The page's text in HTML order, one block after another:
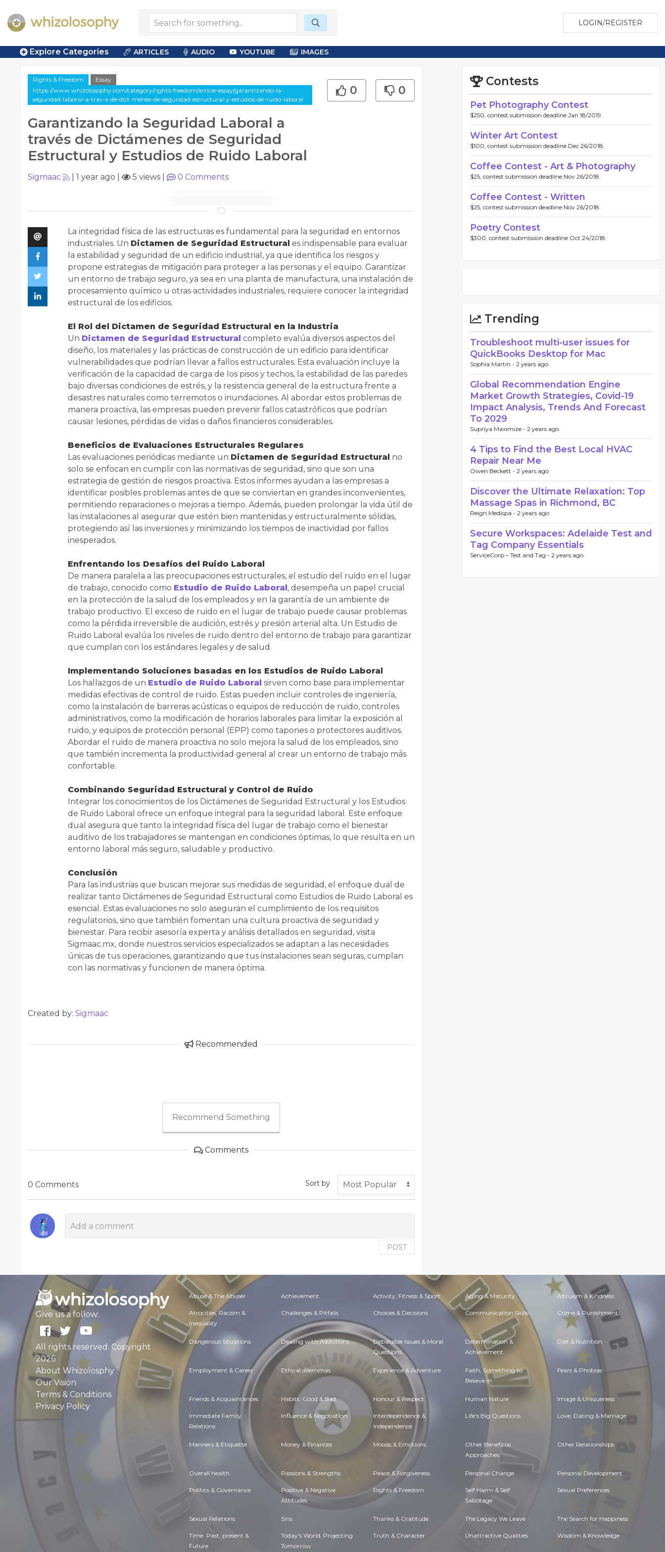
LOGIN/REGISTER
Explore Categories ARTICLES AUDIO YOUTUBE IMAGES
Rights & Freedom
Essay
https://www.whizolosophy.com/category/rights-freedom/article-essay/garantizando-la-
seguridad-laboral-a-trav-s-de-dict-menes-de-seguridad-estructural-y-estudios-de-ruido-laboral
Garantizando la Seguridad Laboral a
través de Dictámenes de Seguridad
Estructural y Estudios de Ruido Laboral
0 0
Sigmaac 1 year ago 5 views 0 Comments
La integridad física de las estructuras es fundamental para la seguridad en entornos
industriales. Un Dictamen de Seguridad Estructural es indispensable para evaluar
la estabilidad y seguridad de un edificio industrial, ya que identifica los riesgos y
propone estrategias de mitigación para proteger a las personas y el equipo. Garantizar
un entorno de trabajo seguro, ya sea en una planta de manufactura, una instalación de
procesamiento químico u otras actividades industriales, requiere conocer la integridad
estructural de los edificios.
El Rol del Dictamen de Seguridad Estructural en la Industria
Un Dictamen de Seguridad Estructural completo evalúa diversos aspectos del
diseño, los materiales y las prácticas de construcción de un edificio para identificar
vulnerabilidades que podrían llevar a fallos estructurales. Esta evaluación incluye la
verificación de la capacidad de carga de los pisos y techos, la estabilidad de las paredes
bajo diversas condiciones de estrés, y la resistencia general de la estructura frente a
desastres naturales como terremotos o inundaciones. Al abordar estos problemas de
manera proactiva, las empresas pueden prevenir fallos catastróficos que podrían
causar lesiones, pérdidas de vidas o daños financieros considerables.
Beneficios de Evaluaciones Estructurales Regulares
Las evaluaciones periódicas mediante un Dictamen de Seguridad Estructural no
solo se enfocan en cumplir con las normativas de seguridad, sino que son una
estrategia de gestión de riesgos proactiva. Estos informes ayudan a las empresas a
identificar posibles problemas antes de que se conviertan en grandes inconvenientes,
permitiendo reparaciones o mejoras a tiempo. Además, pueden prolongar la vida útil de
las instalaciones al asegurar que estén bien mantenidas y estructuralmente sólidas,
protegiendo así las inversiones y minimizando los tiempos de inactividad por fallos
inesperados.
Enfrentando los Desafíos del Ruido Laboral
De manera paralela a las preocupaciones estructurales, el estudio del ruido en el lugar
de trabajo, conocido como Estudio de Ruido Laboral, desempeña un papel crucial
en la protección de la salud de los empleados y en la garantía de un ambiente de
trabajo productivo. El exceso de ruido en el lugar de trabajo puede causar problemas
como la pérdida irreversible de audición, estrés y presión arterial alta. Un Estudio de
Ruido Laboral evalúa los niveles de ruido dentro del entorno de trabajo para garantizar
que cumplan con los estándares legales y de salud.
Implementando Soluciones basadas en los Estudios de Ruido Laboral
Los hallazgos de un Estudio de Ruido Laboral sirven como base para implementar
medidas efectivas de control de ruido. Estas pueden incluir controles de ingeniería,
como la instalación de barreras acústicas o equipos de reducción de ruido, controles
administrativos, como la modificación de horarios laborales para limitar la exposición al
ruido, y equipos de protección personal (EPP) como tapones o protectores auditivos.
Abordar el ruido de manera proactiva no solo mejora la salud de los empleados, sino
que también incrementa la productividad general al crear un entorno de trabajo más
confortable.
Combinando Seguridad Estructural y Control de Ruido
Integrar los conocimientos de los Dictámenes de Seguridad Estructural y los Estudios
de Ruido Laboral ofrece un enfoque integral para la seguridad laboral. Este enfoque
dual asegura que tanto la integridad física del lugar de trabajo como el bienestar
auditivo de los trabajadores se mantengan en condiciones óptimas, lo que resulta en un
entorno laboral más seguro, saludable y productivo.
Conclusión
Para las industrias que buscan mejorar sus medidas de seguridad, el enfoque dual de
realizar tanto Dictámenes de Seguridad Estructural como Estudios de Ruido Laboral es
esencial. Estas evaluaciones no solo aseguran el cumplimiento de los requisitos
regulatorios, sino que también fomentan una cultura proactiva de seguridad y
bienestar. Para recibir asesoría experta y análisis detallados en seguridad, visita
Sigmaac.mx, donde nuestros servicios especializados se adaptan a las necesidades
únicas de tus operaciones, garantizando que tus instalaciones sean seguras, cumplan
con las normativas y funcionen de manera óptima.
Created by: Sigmaac
Recommended
Recommend Something
Comments
0 Comments Sort by
POST
Contests
Pet Photography Contest
$250, contest submission deadline Jan 18/2019.
Winter Art Contest
$100, contest submission deadline Dec 26/2018.
Coffee Contest - Art & Photography
$25, contest submission deadline Nov 26/2018.
Coffee Contest - Written
$25, contest submission deadline Nov 26/2018.
Poetry Contest
$300, contest submission deadline Oct 24/2018.
Trending
Troubleshoot multi-user issues for
QuickBooks Desktop for Mac
Sophia Martin - 2 years ago
Global Recommendation Engine
Market Growth Strategies, Covid-19
Impact Analysis, Trends And Forecast
To 2029
Supriya Maximize - 2 years ago
4 Tips to Find the Best Local HVAC
Repair Near Me
Owen Beckett - 2 years ago
Discover the Ultimate Relaxation: Top
Massage Spas in Richmond, BC
Reign Medispa - 2 years ago
Secure Workspaces: Adelaide Test and
Tag Company Essentials
ServiceCorp – Test and Tag - 2 years ago
Give us a follow:
All rights reserved. Copyright
2026
About Whizolosphy
Our Vision
Terms & Conditions
Privacy Policy
Abuse & The Abuser Achievement Activity, Fitness & Sport Aging & Maturity Altruism & Kindness
Atrocities, Racism &
Inequality
Challenges & Pitfalls Choices & Decisions Communication Skills Crime & Punishment
Dangerous Situations Dealing with Addictions Debatable Issues & Moral
Questions
Determination &
Achievement
Diet & Nutrition
Employment & Career Ethical dilemmas Experience & Adventure Faith, Something to
Believe in
Fears & Phobias
Friends & Acquaintances Habits. Good & Bad Honour & Respect Human Nature Image & Uniqueness
Immediate Family
Relations
Influence & Negotiation Interdependence &
Independence
Life's Big Questions Love, Dating & Marriage
Manners & Etiquette Money & Finances Moods & Emotions Other Beneficial
Approaches
Other Relationships
Overall health Passions & Strengths Peace & Forgiveness Personal Change Personal Development
Politics & Governance Positive & Negative
Attitudes
Rights & Freedom Self Harm & Self
Sabotage
Sexual Preferences
Sexual Relations Sins Thanks & Gratitude The Legacy We Leave The Search for Happiness
Time. Past, present &
Future
Today's World, Projecting
Tomorrow
Truth & Character Unattractive Qualities Wisdom & Knowledge